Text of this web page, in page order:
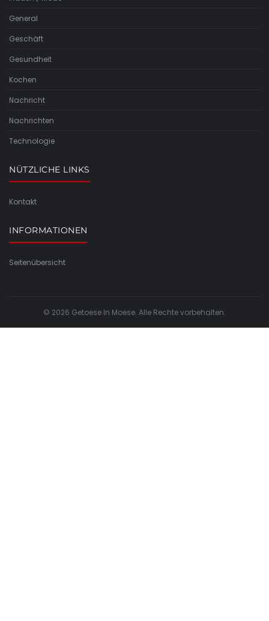
General
Geschäft
Gesundheit
Kochen
Nachricht
Nachrichten
Technologie
NÜTZLICHE LINKS
Kontakt
INFORMATIONEN
Seitenübersicht
© 2026 Getoese In Moese. Alle Rechte vorbehalten.